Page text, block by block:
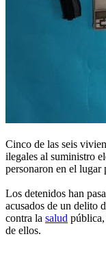
Cinco de las seis
ilegales al suministro
personaron en el lugar
Los detenidos han
acusados de un delito
contra la salud
de ellos.